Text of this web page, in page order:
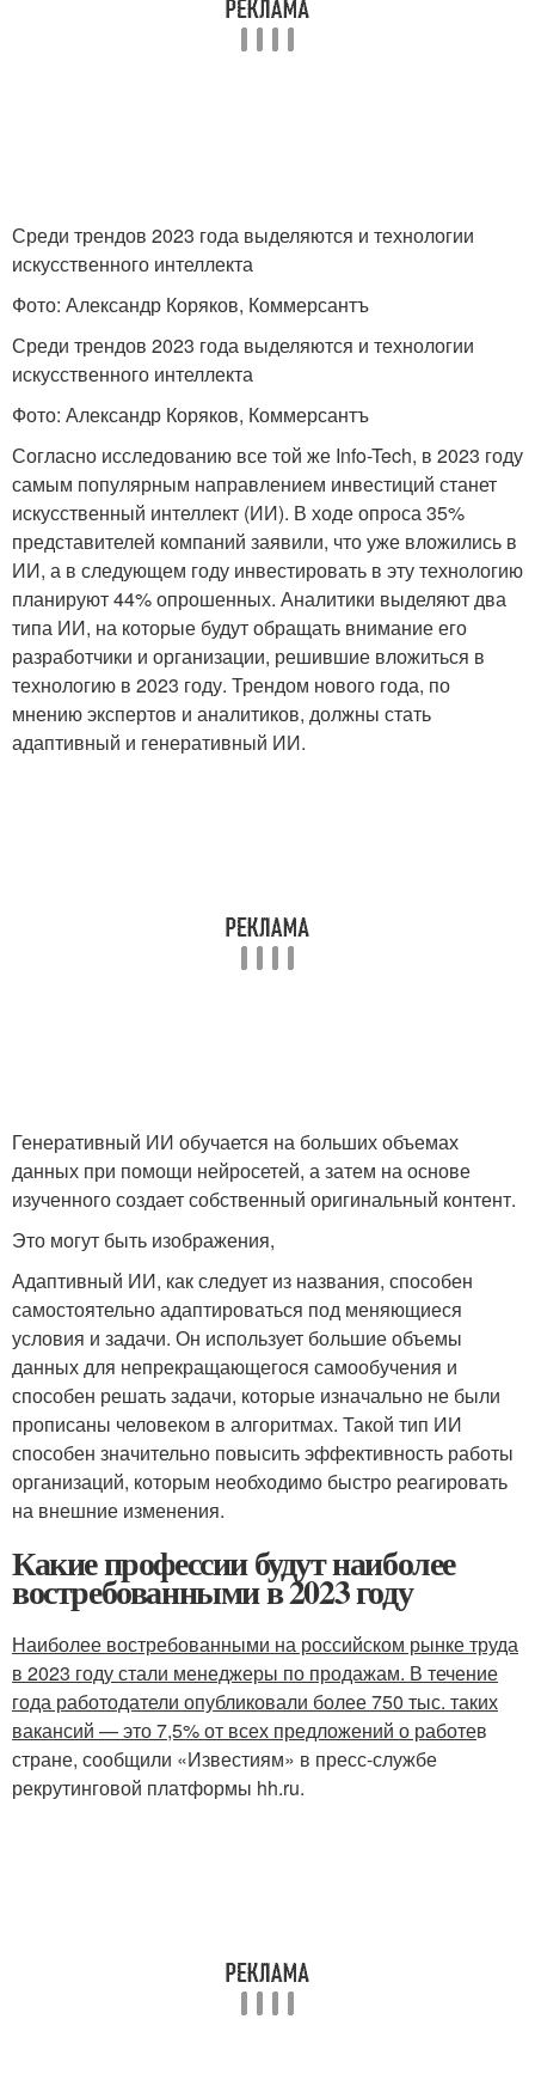
Среди трендов 2023 года выделяются и технологии
искусственного интеллекта
Фото: Александр Коряков, Коммерсантъ
Среди трендов 2023 года выделяются и технологии
искусственного интеллекта
Фото: Александр Коряков, Коммерсантъ
Согласно исследованию все той же Info-Tech, в 2023 году
самым популярным направлением инвестиций станет
искусственный интеллект (ИИ). В ходе опроса 35%
представителей компаний заявили, что уже вложились в
ИИ, а в следующем году инвестировать в эту технологию
планируют 44% опрошенных. Аналитики выделяют два
типа ИИ, на которые будут обращать внимание его
разработчики и организации, решившие вложиться в
технологию в 2023 году. Трендом нового года, по
мнению экспертов и аналитиков, должны стать
адаптивный и генеративный ИИ.
Генеративный ИИ обучается на больших объемах
данных при помощи нейросетей, а затем на основе
изученного создает собственный оригинальный контент.
Это могут быть изображения,
Адаптивный ИИ, как следует из названия, способен
самостоятельно адаптироваться под меняющиеся
условия и задачи. Он использует большие объемы
данных для непрекращающегося самообучения и
способен решать задачи, которые изначально не были
прописаны человеком в алгоритмах. Такой тип ИИ
способен значительно повысить эффективность работы
организаций, которым необходимо быстро реагировать
на внешние изменения.
Какие профессии будут наиболее
востребованными в 2023 году
Наиболее востребованными на российском рынке труда
в 2023 году стали менеджеры по продажам. В течение
года работодатели опубликовали более 750 тыс. таких
вакансий — это 7,5% от всех предложений о работев
стране, сообщили «Известиям» в пресс-службе
рекрутинговой платформы hh.ru.